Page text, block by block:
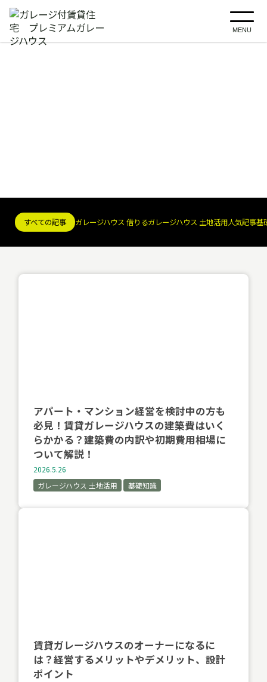
MENU
すべての記事 ガレージハウス 借りるガレージハウス 土地活用人気記事基
アパート・マンション経営を検討中の方も
必見！賃貸ガレージハウスの建築費はいく
らかかる？建築費の内訳や初期費用相場に
ついて解説！
2026.5.26
ガレージハウス 土地活用
基礎知識
賃貸ガレージハウスのオーナーになるに
は？経営するメリットやデメリット、設計
ポイント